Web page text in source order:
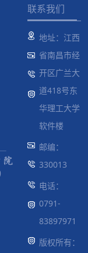
联系我们
地址：江西
省南昌市经
开区广兰大
道418号东
华理工大学
软件楼
邮编：
330013
电话：
0791-
83897971
版权所有：